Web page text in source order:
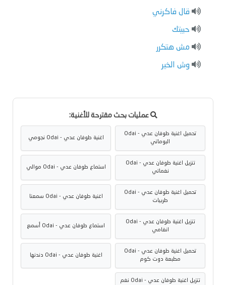
قال فاكرني
حبيتك
مش هتكرر
وش الخير
عمليات بحث مقترحة للأغنية:
تحميل اغنية طوفان عدي - Odai
البوماتي
اغنية طوفان عدي - Odai نجومي
تنزيل اغنية طوفان عدي - Odai
نغماتي
استماع طوفان عدي - Odai موالي
تحميل اغنية طوفان عدي - Odai
طربيات
اغنية طوفان عدي - Odai سمعنا
تنزيل اغنية طوفان عدي - Odai
انغامي
استماع طوفان عدي - Odai أسمع
تحميل اغنية طوفان عدي - Odai
مطبعة دوت كوم
اغنية طوفان عدي - Odai دندنها
تنزيل اغنية طوفان عدي - Odai نغم